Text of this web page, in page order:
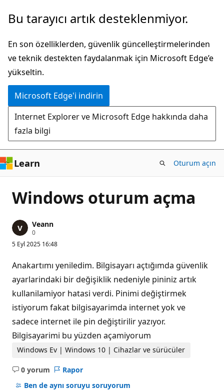
Ana
atla
Bu tarayıcı artık desteklenmiyor.
En son özelliklerden, güvenlik güncelleştirmelerinden
ve teknik destekten faydalanmak için Microsoft Edge’e
yükseltin.
Microsoft Edge'i indirin
Internet Explorer ve Microsoft Edge hakkında daha
fazla bilgi
Learn Oturum açın
Windows oturum açma
Veann
0S
y
ı
n
l
ı
k
u
n
5 Eyl 2025 16:48
Anakartımı yeniledim. Bilgisayarı açtığımda güvenlik
ayarlarindaki bir değişiklik nedeniyle pininiz artık
kullanilamiyor hatasi verdi. Pinimi değiştirmek
istiyorum fakat bilgisayarimda internet yok ve
sadece internet ile pin değiştirilir yazıyor.
Bilgisayarimi bu yüzden açamiyorum
Windows Ev | Windows 10 | Cihazlar ve sürücüler
0 yorum
Açıklama
yok
Rapor
Ben de aynı soruyu soruyorum